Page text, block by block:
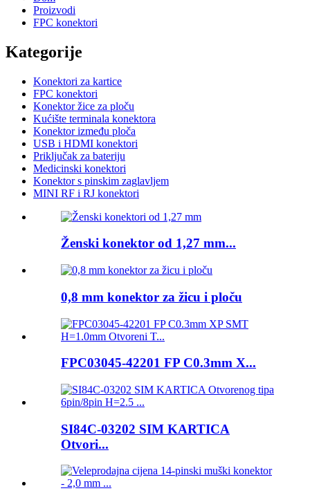
Proizvodi
FPC konektori
Kategorije
Konektori za kartice
FPC konektori
Konektor žice za ploču
Kućište terminala konektora
Konektor između ploča
USB i HDMI konektori
Priključak za bateriju
Medicinski konektori
Konektor s pinskim zaglavljem
MINI RF i RJ konektori
Ženski konektor od 1,27 mm...
0,8 mm konektor za žicu i ploču
FPC03045-42201 FP C0.3mm X...
SI84C-03202 SIM KARTICA
Otvori...